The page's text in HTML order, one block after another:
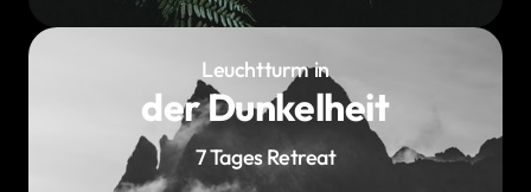
Leuchtturm in
‍der Dunkelheit
7 Tages Retreat